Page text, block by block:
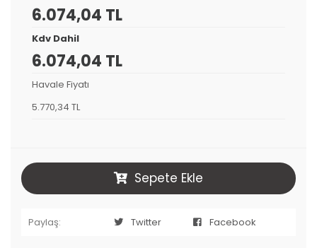
6.074,04 TL
Kdv Dahil
6.074,04 TL
Havale Fiyatı
5.770,34 TL
Sepete Ekle
Paylaş: Twitter Facebook